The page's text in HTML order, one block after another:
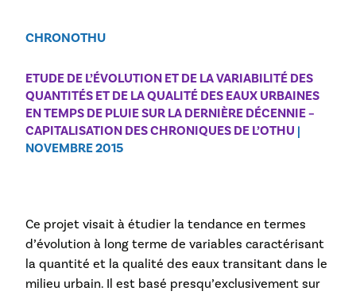
CHRONOTHU
ETUDE DE L’ÉVOLUTION ET DE LA VARIABILITÉ DES
QUANTITÉS ET DE LA QUALITÉ DES EAUX URBAINES
EN TEMPS DE PLUIE SUR LA DERNIÈRE DÉCENNIE –
CAPITALISATION DES CHRONIQUES DE L’OTHU |
NOVEMBRE 2015
Ce projet visait à étudier la tendance en termes
d’évolution à long terme de variables caractérisant
la quantité et la qualité des eaux transitant dans le
milieu urbain. Il est basé presqu’exclusivement sur